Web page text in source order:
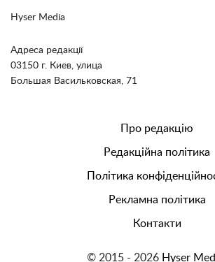
Hyser Media
Адреса редакції
03150 г. Киев, улица
Большая Васильковская, 71
Про редакцію
Редакційна політика
Політика
Рекламна політика
Контакти
© 2015 - 2026 Hyser